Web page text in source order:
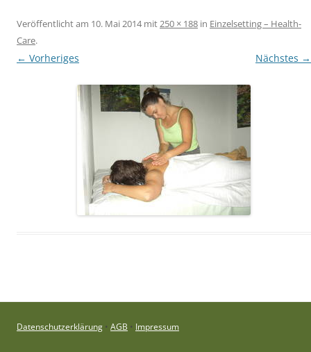
Veröffentlicht am 10. Mai 2014mit250 × 188 in Einzelsetting – Health-
Care.
← Vorheriges Nächstes →
Datenschutzerklärung • AGB • Impressum